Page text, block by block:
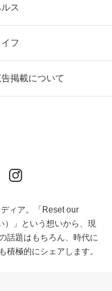
ス
イフ
告掲載について
ィア。「Reset our
）」という想いから、現
話題はもちろん、時代に
積極的にシェアします。